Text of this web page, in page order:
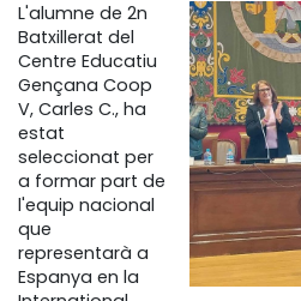
L'alumne de 2n
Batxillerat del
Centre Educatiu
Gençana Coop
V, Carles C., ha
estat
seleccionat per
a formar part de
l'equip nacional
que
representarà a
Espanya en la